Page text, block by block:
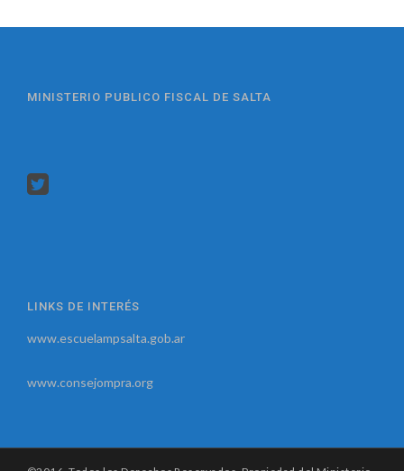
MINISTERIO PUBLICO FISCAL DE SALTA
LINKS DE INTERÉS
www.escuelampsalta.gob.ar
www.consejompra.org